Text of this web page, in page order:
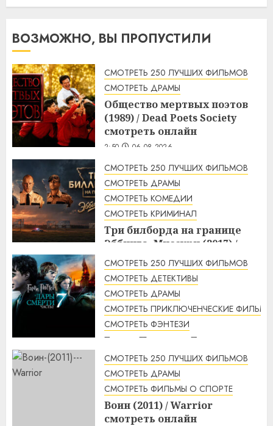
ВОЗМОЖНО, ВЫ ПРОПУСТИЛИ
СМОТРЕТЬ 250 ЛУЧШИХ ФИЛЬМОВ
СМОТРЕТЬ ДРАМЫ
Общество мертвых поэтов
(1989) / Dead Poets Society
смотреть онлайн
2:50 06.08.2026
СМОТРЕТЬ 250 ЛУЧШИХ ФИЛЬМОВ
СМОТРЕТЬ ДРАМЫ
СМОТРЕТЬ КОМЕДИИ
СМОТРЕТЬ КРИМИНАЛ
Три билборда на границе
Эббинга, Миссури (2017) /
Three Billboards Outside
Ebbing, Missouri смотреть
онлайн
2:48 06.08.2026
СМОТРЕТЬ 250 ЛУЧШИХ ФИЛЬМОВ
СМОТРЕТЬ ДЕТЕКТИВЫ
СМОТРЕТЬ ДРАМЫ
СМОТРЕТЬ ПРИКЛЮЧЕНЧЕСКИЕ ФИЛЬМЫ
СМОТРЕТЬ ФЭНТЕЗИ
Гарри Поттер и Дары
смерти: Часть 2 (2011) / Harry
Potter and the Deathly
Hallows: Part 2 смотреть
онлайн
2:12 06.08.2026
СМОТРЕТЬ 250 ЛУЧШИХ ФИЛЬМОВ
СМОТРЕТЬ ДРАМЫ
СМОТРЕТЬ ФИЛЬМЫ О СПОРТЕ
Воин (2011) / Warrior
смотреть онлайн